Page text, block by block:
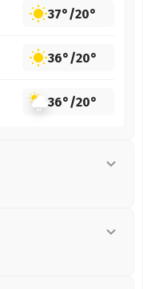
37°/20°
36°/20°
36°/20°